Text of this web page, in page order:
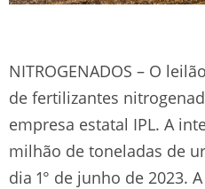
NITROGENADOS – O
de fertilizantes
empresa estatal IPL. A
milhão de toneladas de
dia 1° de junho de 2023.